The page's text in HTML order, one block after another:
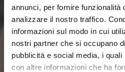
annunci, per fornire funzionalità
analizzare il nostro traffico.
informazioni sul modo in cui
nostri partner che si occupano
pubblicità e social media, i
con altre informazioni che ha